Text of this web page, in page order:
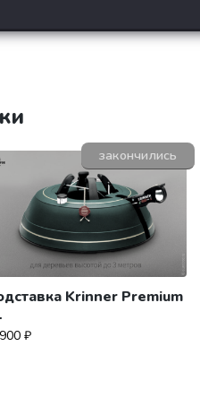
Krinner Premium
₽
закончились